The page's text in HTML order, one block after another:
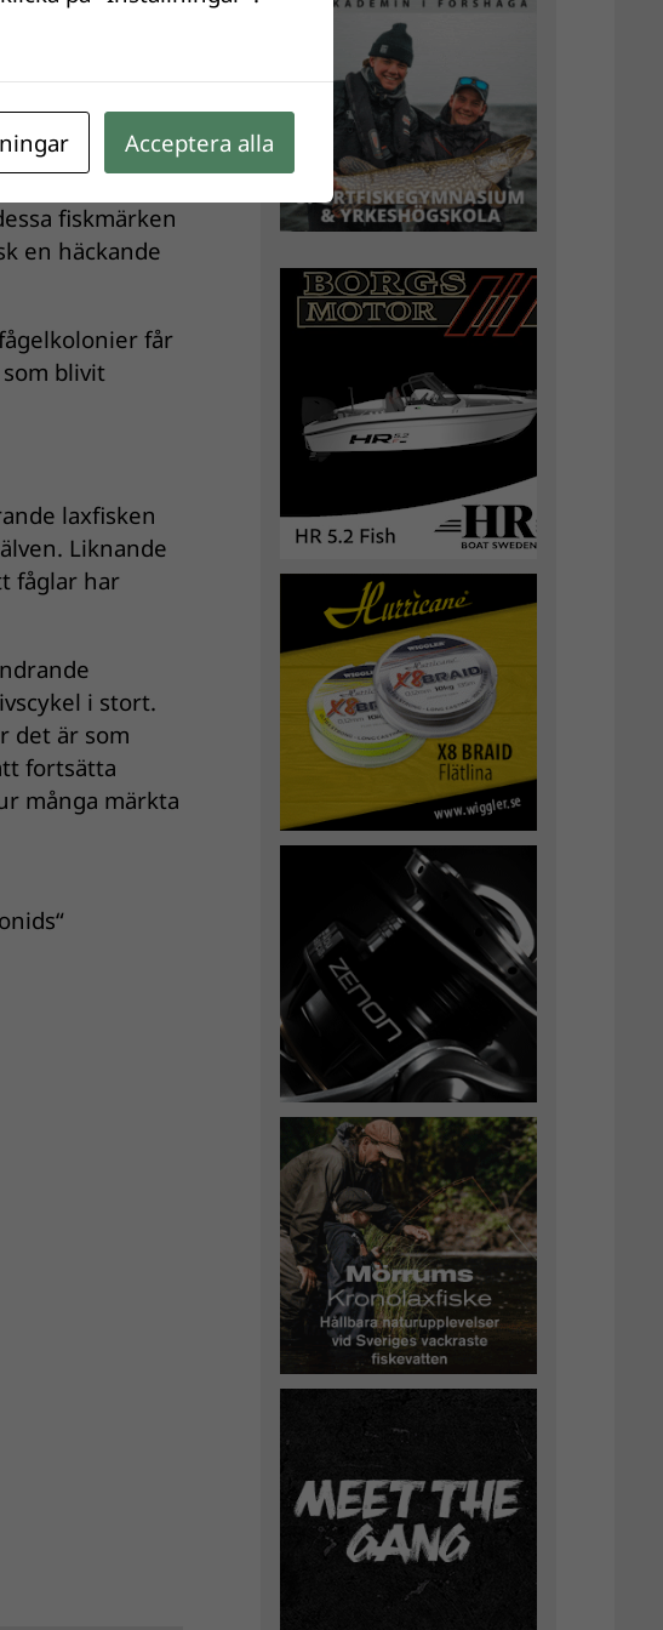
släpptes ut i
och
kända
fiskmärken
en häckande
får
blivit
laxfisken
Liknande
fåglar har
i stort.
det är som
fortsätta
många märkta
Acceptera alla